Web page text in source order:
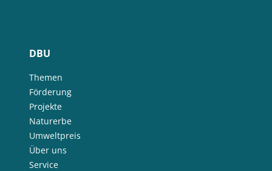
DBU
Themen
Förderung
Projekte
Naturerbe
Umweltpreis
Über uns
Service